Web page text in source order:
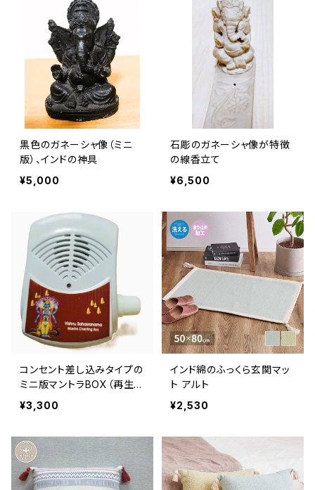
黒色のガネーシャ像（ミニ
版）、インドの神具
¥5,000
石彫のガネーシャ像が特徴
の線香立て
¥6,500
コンセント差し込みタイプの
ミニ版マントラBOX（再生ボ
ックス）
¥3,300
インド綿のふっくら玄関マッ
ト アルト
¥2,530